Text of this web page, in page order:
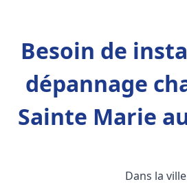
Besoin de
dépannage
Sainte Marie
Dans la